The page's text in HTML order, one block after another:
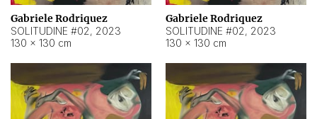
Gabriele Rodriquez
SOLITUDINE #02, 2023
130 × 130 cm
Gabriele Rodriquez
SOLITUDINE #02, 2023
130 × 130 cm